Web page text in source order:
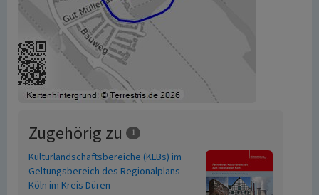
Zugehörig zu 1
Kulturlandschaftsbereiche (KLBs) im
Geltungsbereich des Regionalplans
Köln im Kreis Düren